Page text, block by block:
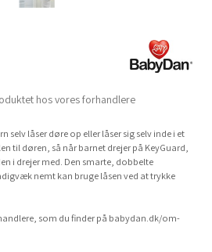
hos vores forhandlere
selv låser døre op eller låser sig selv inde i et
til døren, så når barnet drejer på KeyGuard,
i drejer med. Den smarte, dobbelte
nemt kan bruge låsen ved at trykke
som du finder på babydan.dk/om-